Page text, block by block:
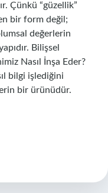
Çünkü “güzellik”
bir form değil;
değerlerin
Bilişsel
Nasıl İnşa Eder?
bilgi işlediğini
bir ürünüdür.